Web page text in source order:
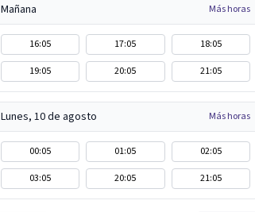
Mañana Más horas
16:05 17:05
18:05
19:05
20:05 21:05
Lunes, 10 de agosto Más horas
00:05 01:05
02:05
03:05
20:05 21:05